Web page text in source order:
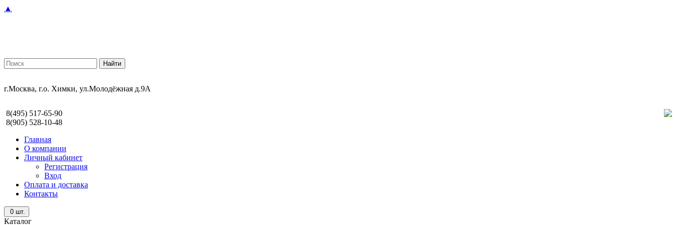
▲
г.Москва, г.о. Химки, ул.Молодёжная д.9А
8(495) 517-65-90
8(905) 528-10-48
Главная
О компании
Личный кабинет
Регистрация
Вход
Оплата и доставка
Контакты
0 шт.
Каталог